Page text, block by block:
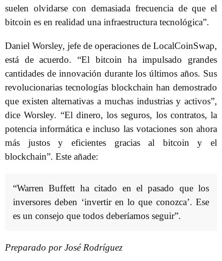
suelen olvidarse con demasiada frecuencia de que el
bitcoin es en realidad una infraestructura tecnológica”.
Daniel Worsley, jefe de operaciones de LocalCoinSwap,
está de acuerdo. “El bitcoin ha impulsado grandes
cantidades de innovación durante los últimos años. Sus
revolucionarias tecnologías blockchain han demostrado
que existen alternativas a muchas industrias y activos”,
dice Worsley. “El dinero, los seguros, los contratos, la
potencia informática e incluso las votaciones son ahora
más justos y eficientes gracias al bitcoin y el
blockchain”. Este añade:
“Warren Buffett ha citado en el pasado que los
inversores deben ‘invertir en lo que conozca’. Ese
es un consejo que todos deberíamos seguir”.
Preparado por José Rodríguez